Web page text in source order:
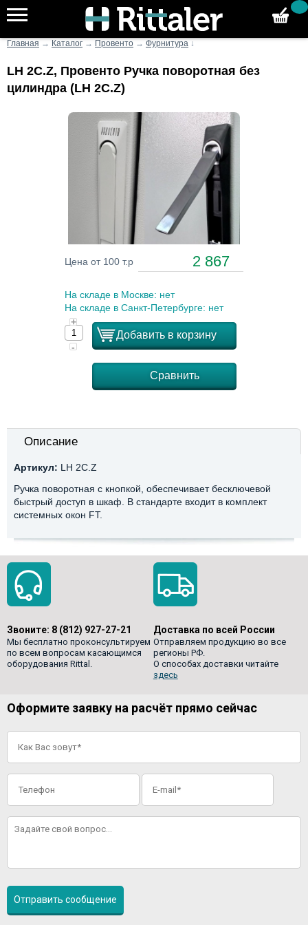
Главная → Каталог → Провенто → Фурнитура ↓
LH 2C.Z, Провенто Ручка поворотная без
цилиндра (LH 2C.Z)
Цена от 100 т.р 2 867
На складе в Москве: нет
На складе в Санкт-Петербурге: нет
+
-
Добавить в корзину
Сравнить
Описание
Артикул: LH 2C.Z
Ручка поворотная с кнопкой, обеспечивает бесключевой
быстрый доступ в шкаф. В стандарте входит в комплект
системных окон FT.
Звоните: 8 (812) 927-27-21
Мы бесплатно проконсультируем
по всем вопросам касающимся
оборудования Rittal.
Доставка по всей России
Отправляем продукцию во все
регионы РФ.
О способах доставки читайте
здесь
Оформите заявку на расчёт прямо сейчас